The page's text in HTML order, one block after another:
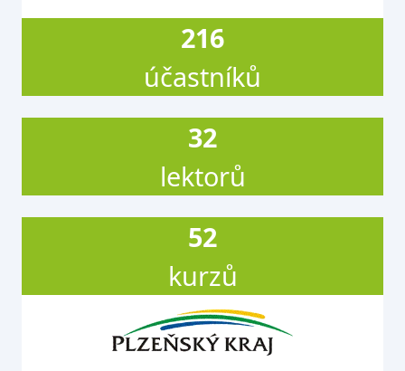
216
účastníků
32
lektorů
52
kurzů